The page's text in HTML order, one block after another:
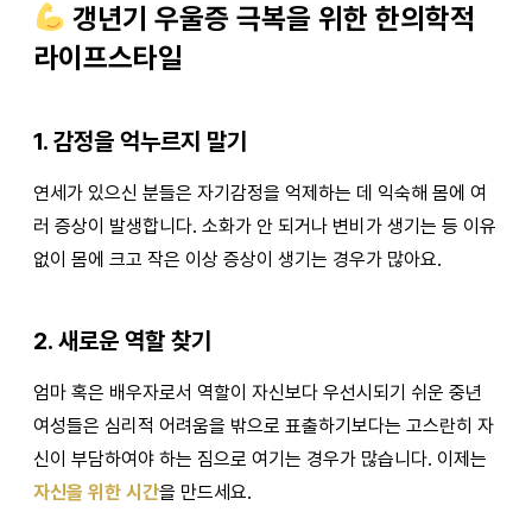
갱년기 우울증 극복을 위한 한의학적
라이프스타일
1. 감정을 억누르지 말기
연세가 있으신 분들은 자기감정을 억제하는 데 익숙해 몸에 여
러 증상이 발생합니다. 소화가 안 되거나 변비가 생기는 등 이유
없이 몸에 크고 작은 이상 증상이 생기는 경우가 많아요.
2. 새로운 역할 찾기
엄마 혹은 배우자로서 역할이 자신보다 우선시되기 쉬운 중년
여성들은 심리적 어려움을 밖으로 표출하기보다는 고스란히 자
신이 부담하여야 하는 짐으로 여기는 경우가 많습니다. 이제는
자신을 위한 시간을 만드세요.